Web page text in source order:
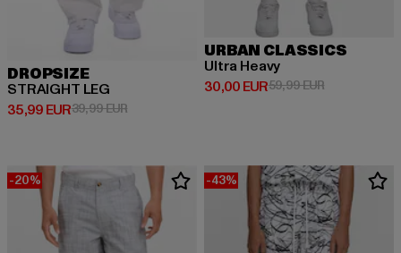
DROPSIZE
STRAIGHT LEG
35,99 EUR
Derzeitiger Preis: 35,99 EUR
39,99 EURAktionspreis: 39,99 EUR
URBAN CLASSICS
Ultra Heavy
30,00 EUR
Derzeitiger Preis: 30,00 EUR
59,99 EURAktionspreis:
-20% -43%